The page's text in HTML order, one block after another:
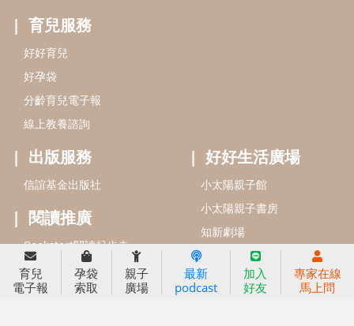
信誼基金會
信誼兒童發展國際研討會
2023信誼年度報告
2024信誼年度報告
2025信誼年度報告
育兒服務
好好育兒
好孕袋
小袋鼠幼師網
育兒
電子報
孕袋
索取
親子
廣場
最新
podcast
加入
好友
專家在線
馬上問